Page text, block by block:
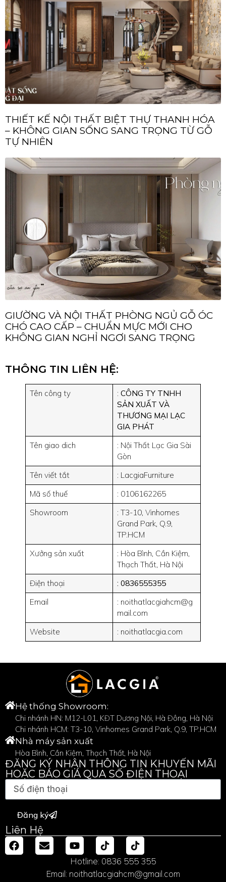
THIẾT KẾ NỘI THẤT BIỆT THỰ THANH HÓA
– KHÔNG GIAN SỐNG SANG TRỌNG TỪ GỖ
TỰ NHIÊN
GIƯỜNG VÀ NỘI THẤT PHÒNG NGỦ GỖ ÓC
CHÓ CAO CẤP – CHUẨN MỰC MỚI CHO
KHÔNG GIAN NGHỈ NGƠI SANG TRỌNG
THÔNG TIN LIÊN HỆ:
Tên công ty : CÔNG TY TNHH
SẢN XUẤT VÀ
THƯƠNG MẠI LẠC
GIA PHÁT
Tên giao dich
: Nội Thất Lạc Gia Sài
Gòn
Tên viết tắt
: LacgiaFurniture
Mã số thuế
: 0106162265
Showroom
: T3-10, Vinhomes
Grand Park, Q.9,
TP.HCM
Xưởng sản xuất
: Hòa Bình, Cần Kiệm,
Thạch Thất, Hà Nội
Điện thoại
: 0836555355
Email
: noithatlacgiahcm@g
mail.com
Website
: noithatlacgia.com
Hệ thống Showroom:
Chi nhánh HN: M12-L01, KĐT Dương Nội, Hà Đông, Hà Nội
Chi nhánh HCM: T3-10, Vinhomes Grand Park, Q.9, TP.HCM
Nhà máy sản xuất
Hòa Bình, Cần Kiệm, Thạch Thất, Hà Nội
ĐĂNG KÝ NHẬN THÔNG TIN KHUYẾN MÃI
HOẶC BÁO GIÁ QUA SỐ ĐIỆN THOẠI
Đăng ký
Liên Hệ
Hotline: 0836 555 355
Email: noithatlacgiahcm@gmail.com